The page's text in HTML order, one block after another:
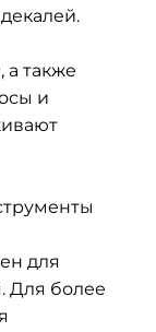
также
и
для
Для более